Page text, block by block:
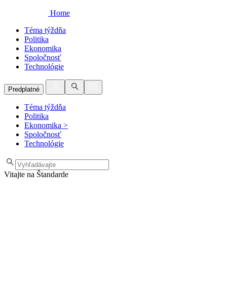
Home
Téma týždňa
Politika
Ekonomika
Spoločnosť
Technológie
Predplatné
Téma týždňa
Politika
Ekonomika >
Spoločnosť
Technológie
Vitajte na Štandarde